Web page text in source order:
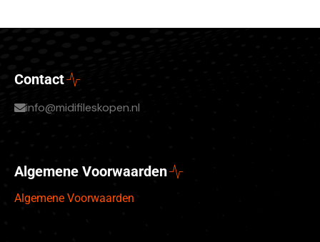
Contact
info@midifileskopen.nl
Algemene Voorwaarden
Algemene Voorwaarden